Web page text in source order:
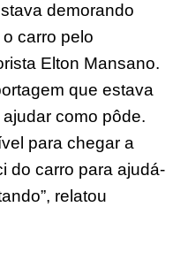
demorando
carro pelo
Elton Mansano.
que estava
como pôde.
para chegar a
do carro para ajudá-
relatou